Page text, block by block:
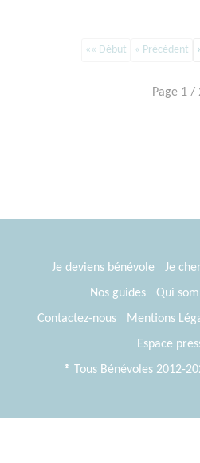
«« Début « Précédent
Page 1 /
Je deviens bénévole
Je
Nos guides
Qui
Contactez-nous
Mentions
Espace
® Tous Bénévoles 2012-